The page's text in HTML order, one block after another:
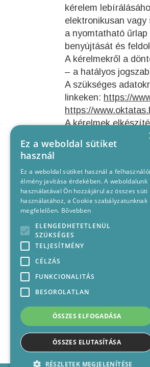
kérelem
elektronikusan
a nyomtatható
benyújtását és
A kérelmekről a
– a hatályos
A szükséges
linkeken: https://
https://
A kérelmek
Baja, 2024. január
KORÁBBI
Több mint 700 judós
edzőtáborozik Baján
Ez a weboldal sütiket
használ
Ez a weboldal sütiket használ a felhasználói
élmény javítása érdekében. A weboldalunk
használatával Ön hozzájárul az összes süti
használatához, a Cookie szabályzatunknak
megfelelően. Bővebben
ELENGEDHETETLENÜL
SZÜKSÉGES
TELJESÍTMÉNY
CÉLZÁS
FUNKCIONALITÁS
BESOROLATLAN
ÖSSZES ELFOGADÁSA
ÖSSZES ELUTASÍTÁSA
RÉSZLETEK MEGJELENÍTÉSE